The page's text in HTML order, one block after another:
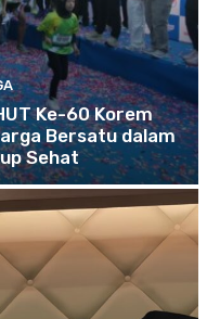
Ke-60 Korem
Bersatu dalam
Sehat